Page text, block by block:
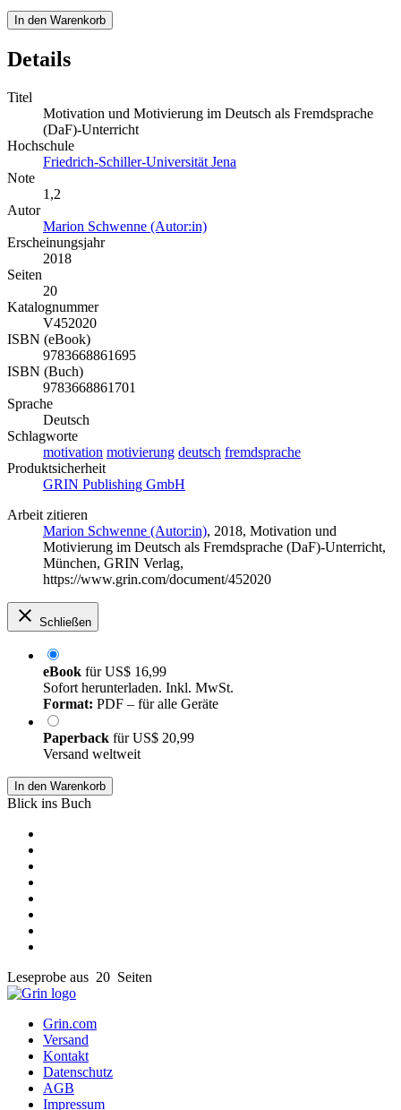
In den Warenkorb
Details
Titel
Motivation und Motivierung im Deutsch als Fremdsprache
(DaF)-Unterricht
Hochschule
Friedrich-Schiller-Universität Jena
Note
1,2
Autor
Marion Schwenne (Autor:in)
Erscheinungsjahr
2018
Seiten
20
Katalognummer
V452020
ISBN (eBook)
9783668861695
ISBN (Buch)
9783668861701
Sprache
Deutsch
Schlagworte
motivation motivierung deutsch fremdsprache
Produktsicherheit
GRIN Publishing GmbH
Arbeit zitieren
Marion Schwenne (Autor:in), 2018, Motivation und
Motivierung im Deutsch als Fremdsprache (DaF)-Unterricht,
München, GRIN Verlag,
https://www.grin.com/document/452020
Schließen
eBook fürUS$ 16,99
Sofort herunterladen. Inkl. MwSt.
Format: PDF – für alle Geräte
Paperback fürUS$ 20,99
Versand weltweit
In den Warenkorb
Blick ins Buch
Leseprobe aus 20 Seiten
Grin.com
Versand
Kontakt
Datenschutz
AGB
Impressum